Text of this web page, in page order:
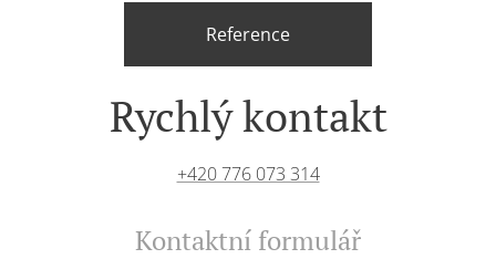
Reference
Rychlý kontakt
+420 776 073 314
Kontaktní formulář